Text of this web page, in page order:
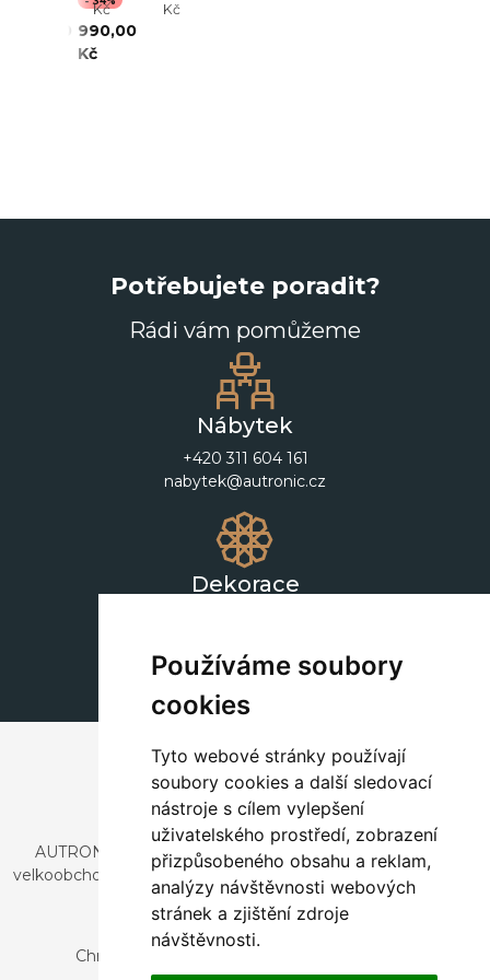
Používáme soubory
cookies
Tyto webové stránky používají
soubory cookies a další sledovací
nástroje s cílem vylepšení
uživatelského prostředí, zobrazení
přizpůsobeného obsahu a reklam,
analýzy návštěvnosti webových
stránek a zjištění zdroje
návštěvnosti.
Kč
690,00
Kč
990,00
Kč
Potřebujete poradit?
Rádi vám pomůžeme
Nábytek
+420 311 604 161
nabytek@autronic.cz
Dekorace
AUTRONIC, s.r.o. je společnost zabývající se dovozem a
velkoobchodním prodejem designového i stylového nábytku
a dekorací.
Česká republika
Chrustenice 270, 267 12 Loděnice u Berouna